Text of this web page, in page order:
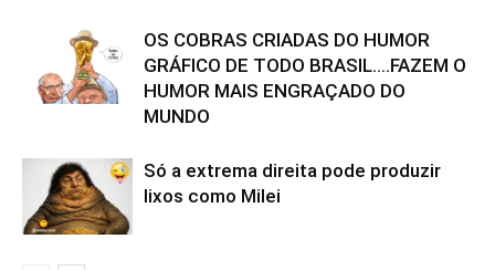
OS COBRAS CRIADAS DO HUMOR
GRÁFICO DE TODO BRASIL….FAZEM O
HUMOR MAIS ENGRAÇADO DO
MUNDO
Só a extrema direita pode produzir
lixos como Milei